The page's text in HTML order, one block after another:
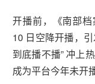
开播前，《南部
10 日空降开播，
到底播不播” 冲上
成为平台今年未开